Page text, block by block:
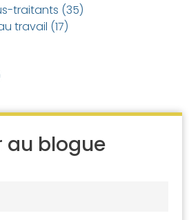
traitants (35)
travail (17)
au blogue